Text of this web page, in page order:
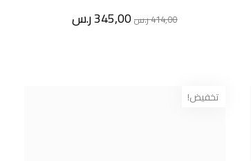
414,00ر.س 345,00ر.س
تخفيض!